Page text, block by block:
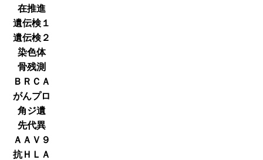
在推進
遺伝検１
遺伝検２
染色体
骨残測
ＢＲＣＡ
がんプロ
角ジ遺
先代異
ＡＡＶ９
抗ＨＬＡ